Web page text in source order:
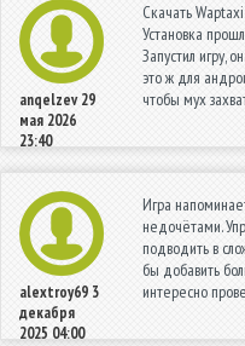
anqelzev 29
мая 2026
23:40
Скачать
Установка
Запустил игру,
это ж для
чтобы мух
alextroy69 3
декабря
2025 04:00
Игра
недочётами.
подводить в
бы добавить
интересно